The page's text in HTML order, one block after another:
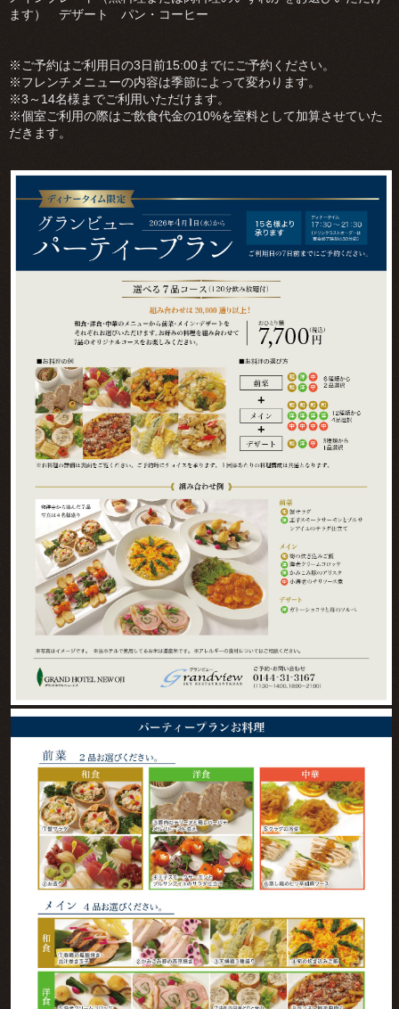
ます） デザート パン・コーヒー
※ご予約はご利用日の3日前15:00までにご予約ください。
※フレンチメニューの内容は季節によって変わります。
※3～14名様までご利用いただけます。
※個室ご利用の際はご飲食代金の10%を室料として加算させていた
だきます。